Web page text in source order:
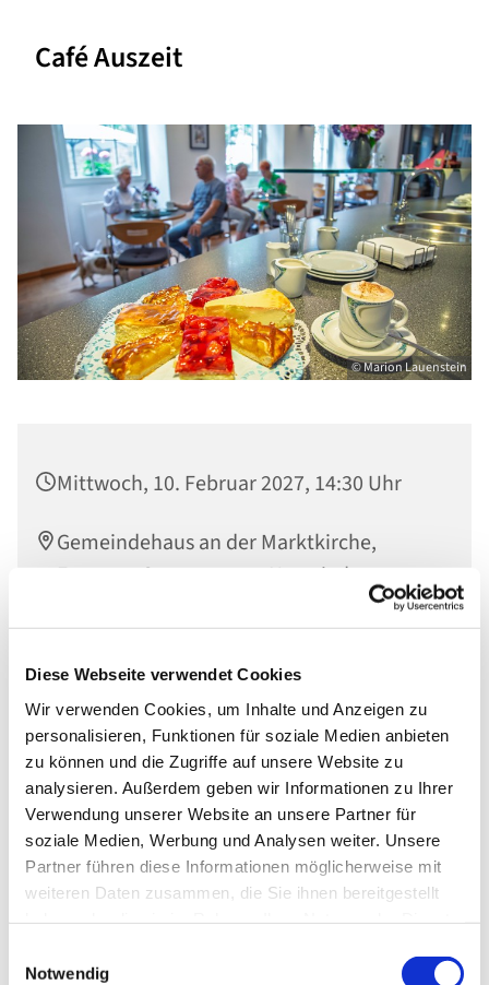
Diese Webseite verwendet Cookies
Wir verwenden Cookies, um Inhalte und Anzeigen zu
personalisieren, Funktionen für soziale Medien anbieten
zu können und die Zugriffe auf unsere Website zu
analysieren. Außerdem geben wir Informationen zu Ihrer
Verwendung unserer Website an unsere Partner für
soziale Medien, Werbung und Analysen weiter. Unsere
Partner führen diese Informationen möglicherweise mit
weiteren Daten zusammen, die Sie ihnen bereitgestellt
Notwendig
Café Auszeit
© Marion Lauenstein
Mittwoch, 10. Februar 2027, 14:30 Uhr
Gemeindehaus an der Marktkirche,
Engerser Str. 34, 56564 Neuwied